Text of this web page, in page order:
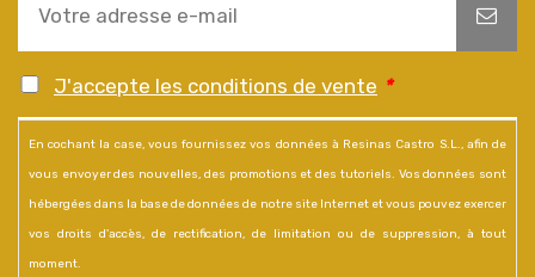
J'accepte les conditions de vente *
En cochant la case, vous fournissez vos données à Resinas Castro S.L., afin de
vous envoyer des nouvelles, des promotions et des tutoriels. Vos données sont
hébergées dans la base de données de notre site Internet et vous pouvez exercer
vos droits d'accès, de rectification, de limitation ou de suppression, à tout
moment.